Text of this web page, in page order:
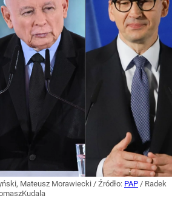
Mateusz Morawiecki / Źródło: PAP / Radek